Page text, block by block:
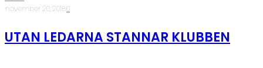
·november 20, 2018·0
UTAN LEDARNA STANNAR KLUBBEN